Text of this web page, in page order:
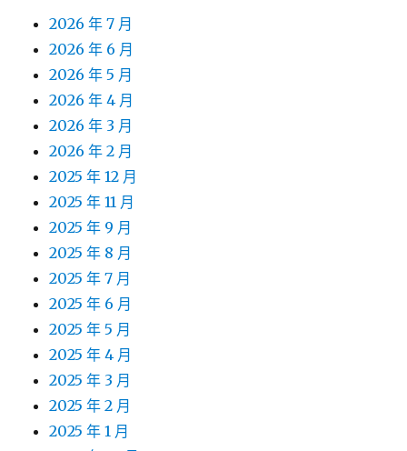
2026 年 7 月
2026 年 6 月
2026 年 5 月
2026 年 4 月
2026 年 3 月
2026 年 2 月
2025 年 12 月
2025 年 11 月
2025 年 9 月
2025 年 8 月
2025 年 7 月
2025 年 6 月
2025 年 5 月
2025 年 4 月
2025 年 3 月
2025 年 2 月
2025 年 1 月